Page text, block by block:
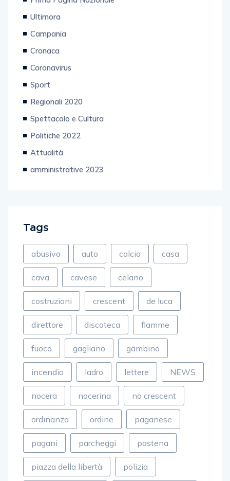
Ultimora
Campania
Cronaca
Coronavirus
Sport
Regionali 2020
Spettacolo e Cultura
Politiche 2022
Attualità
amministrative 2023
abusivo auto calcio casa
cava cavese celano
costruzioni crescent de luca
direttore discoteca fiamme
fuoco gagliano gambino
incendio ladro lettere NEWS
nocera nocerina no crescent
ordinanza ordine paganese
pagani parcheggi pastena
piazza della libertà polizia